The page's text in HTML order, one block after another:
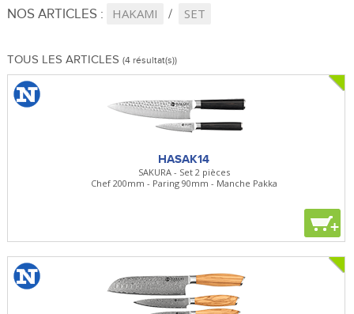
NOS ARTICLES : HAKAMI SET
TOUS LES ARTICLES (4 résultat(s))
HASAK14
SAKURA - Set 2 pièces
Chef 200mm - Paring 90mm - Manche Pakka
+